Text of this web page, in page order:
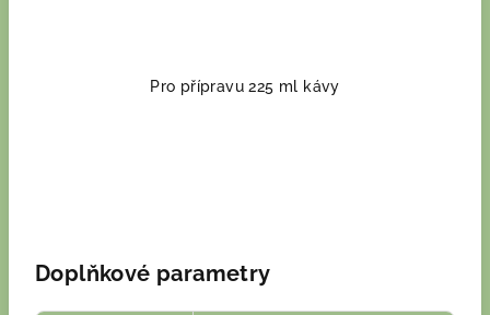
Pro přípravu 225 ml kávy
Doplňkové parametry